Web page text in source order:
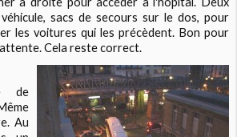
sacs de secours sur le dos, pour
les voitures qui les précèdent. Bon pour
Cela reste correct.
de
Au